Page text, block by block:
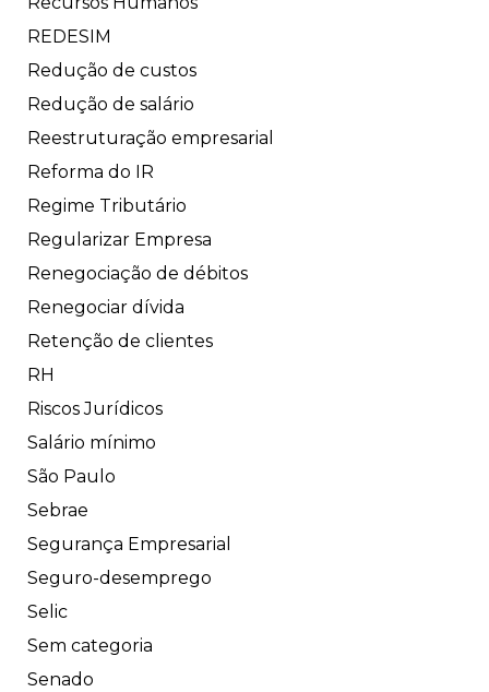
REDESIM
Redução de custos
Redução de salário
Reestruturação empresarial
Reforma do IR
Regime Tributário
Regularizar Empresa
Renegociação de débitos
Renegociar dívida
Retenção de clientes
RH
Riscos Jurídicos
Salário mínimo
São Paulo
Sebrae
Segurança Empresarial
Seguro-desemprego
Selic
Sem categoria
Senado